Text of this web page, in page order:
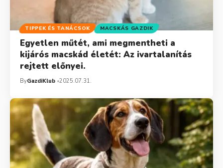
TIPPEK ÉS TANÁCSOK MACSKÁS GAZDIK
Egyetlen műtét, ami megmentheti a
kijárós macskád életét: Az ivartalanítás
rejtett előnyei.
ByGazdiKlub 2025.07.31.